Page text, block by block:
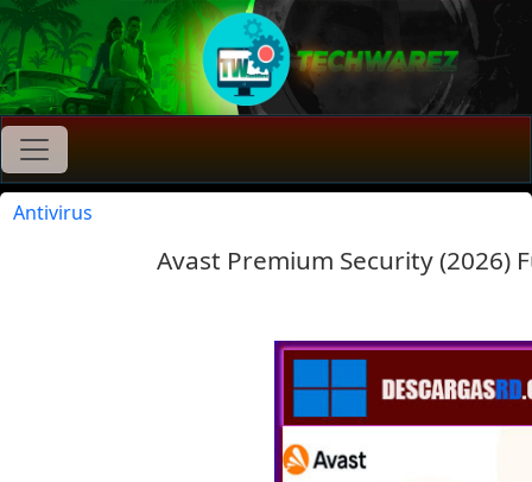
Antivirus
Avast Premium Security (2026)